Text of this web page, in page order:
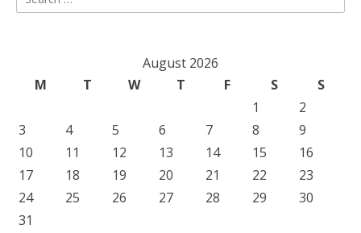
for:
August 2026
M
T W T F S
S
1
2
3
4 5 6 7 8
9
10
11 12 13 14 15
16
17
18 19 20 21 22
23
24
25 26 27 28 29
30
31